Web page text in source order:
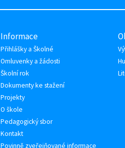
Informace
Přihlášky a Školné
Omluvenky a žádosti
Školní rok
Dokumenty ke stažení
Projekty
O škole
Pedagogický sbor
Kontakt
Povinně zveřejňované informace